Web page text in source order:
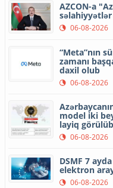
AZCON-a
06-08-2026
“Meta”nın
zamanı
daxil olub
06-08-2026
model iki
layiq görülüb
06-08-2026
DSMF 7
elektron
06-08-2026